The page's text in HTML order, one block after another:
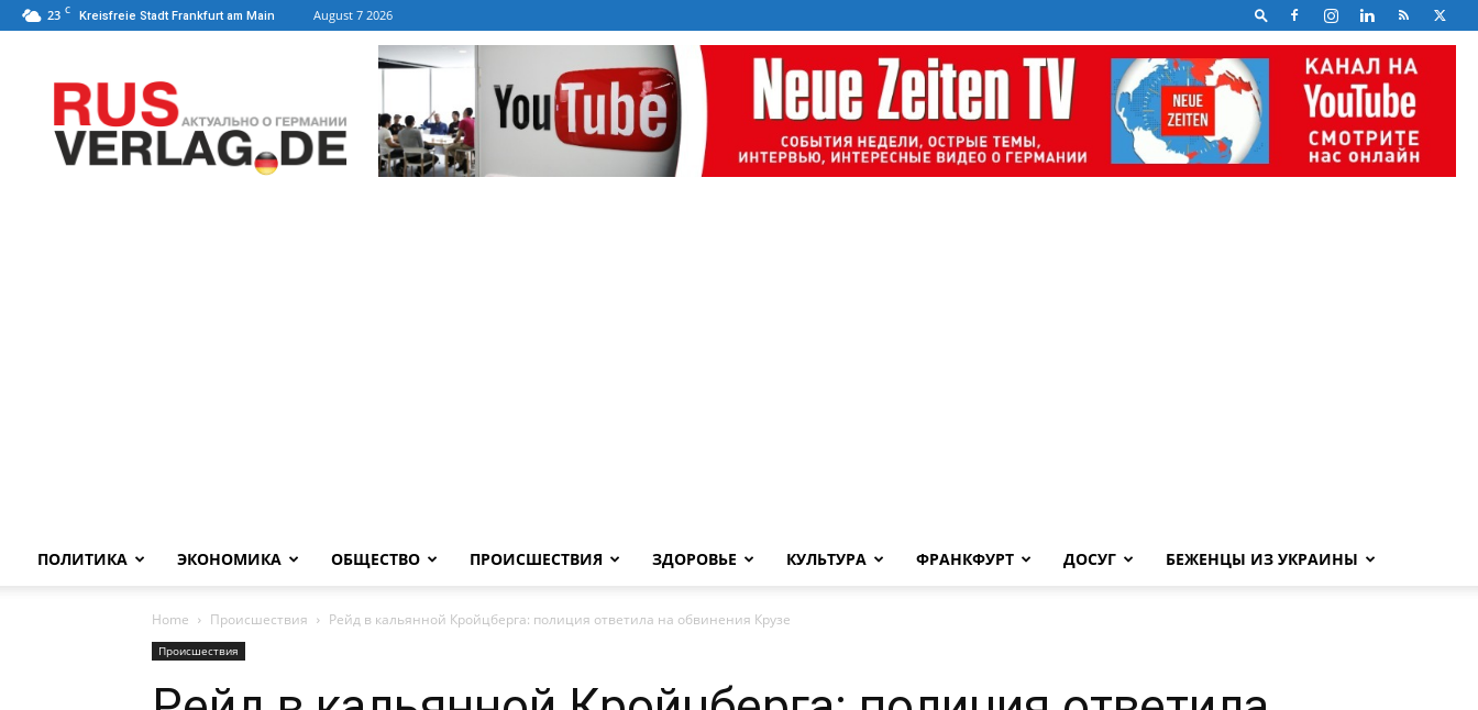
23 C Kreisfreie Stadt Frankfurt am Main August 7 2026
ПОЛИТИКА ЭКОНОМИКА ОБЩЕСТВО ПРОИСШЕСТВИЯ ЗДОРОВЬЕ КУЛЬТУРА ФРАНКФУРТ ДОСУГ БЕЖЕНЦЫ ИЗ УКРАИНЫ
Home Происшествия Рейд в кальянной Кройцберга: полиция ответила на обвинения Крузе
Происшествия